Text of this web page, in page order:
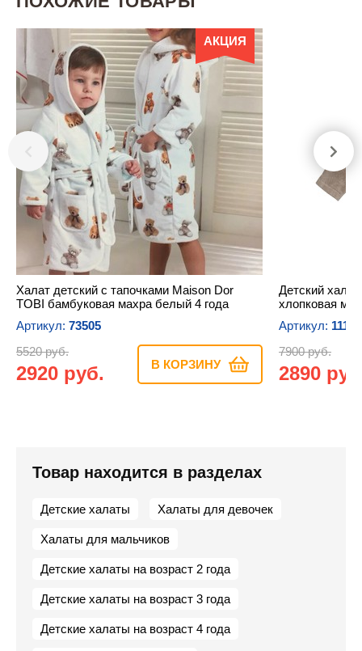
АКЦИЯ
Халат детский с тапочками Maison Dor
TOBI бамбуковая махра белый 4 года
Артикул: 73505
5520 руб.
2920 руб. В КОРЗИНУ
Детский
хлопковая
Артикул:
7900 руб.
2890
Товар находится в разделах
Детские халаты Халаты для девочек
Халаты для мальчиков
Детские халаты на возраст 2 года
Детские халаты на возраст 3 года
Детские халаты на возраст 4 года